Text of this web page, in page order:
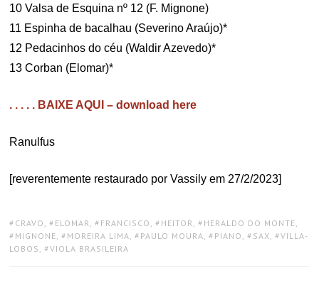
10 Valsa de Esquina nº 12 (F. Mignone)
11 Espinha de bacalhau (Severino Araújo)*
12 Pedacinhos do céu (Waldir Azevedo)*
13 Corban (Elomar)*
. . . . . BAIXE AQUI – download here
Ranulfus
[reverentemente restaurado por Vassily em 27/2/2023]
TAGS:
CRAVO , ELOMAR, FRANCISCO , HEITOR, HERALDO DO MONTE,
MIGNONE, MOREIRA LIMA, PAULO MOURA, PIANO , SAX, VILLA-
LOBOS , VIOLA BRASILEIRA